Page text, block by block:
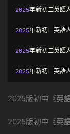
2025年新初二英語
2025年新初二英語
2025年新初二英語
2025年新初二英語
2025版初中《英
2025版初中《英